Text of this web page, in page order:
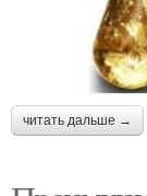
читать дальше →